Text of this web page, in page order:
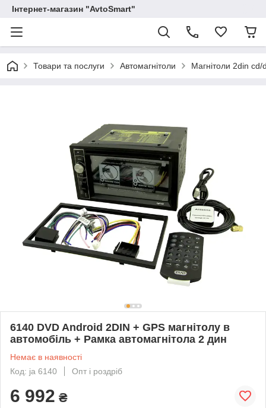
Інтернет-магазин "AvtoSmart"
Товари та послуги Автомагнітоли Магнітоли 2din
6140 DVD Android 2DIN + GPS магнітолу в
автомобіль + Рамка автомагнітола 2 дин
Немає в наявності
Код: ja 6140
Опт і роздріб
6 992 ₴